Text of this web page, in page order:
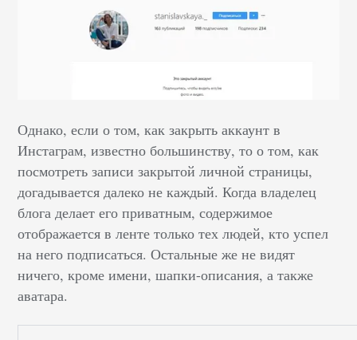
Однако, если о том, как закрыть аккаунт в
Инстаграм, известно большинству, то о том, как
посмотреть записи закрытой личной страницы,
догадывается далеко не каждый. Когда владелец
блога делает его приватным, содержимое
отображается в ленте только тех людей, кто успел
на него подписаться. Остальные же не видят
ничего, кроме имени, шапки-описания, а также
аватара.